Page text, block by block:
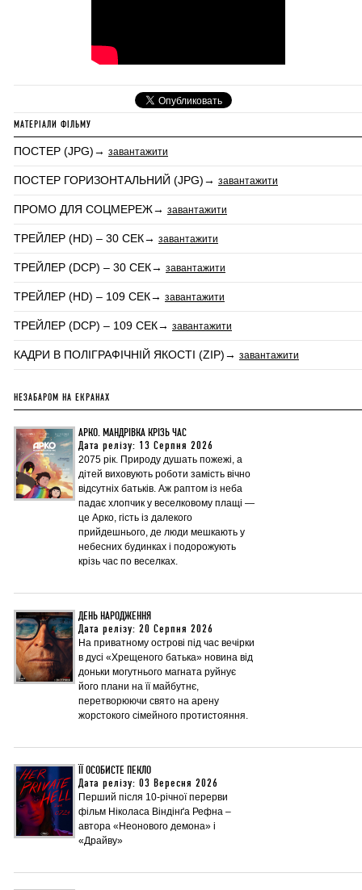
МАТЕРІАЛИ ФІЛЬМУ
ПОСТЕР (JPG)→ завантажити
ПОСТЕР ГОРИЗОНТАЛЬНИЙ (JPG)→ завантажити
ПРОМО ДЛЯ СОЦМЕРЕЖ→ завантажити
ТРЕЙЛЕР (HD) – 30 СЕК→ завантажити
ТРЕЙЛЕР (DCP) – 30 СЕК→ завантажити
ТРЕЙЛЕР (HD) – 109 СЕК→ завантажити
ТРЕЙЛЕР (DCP) – 109 СЕК→ завантажити
КАДРИ В ПОЛІГРАФІЧНІЙ ЯКОСТІ (ZIP)→ завантажити
НЕЗАБАРОМ НА ЕКРАНАХ
АРКО. МАНДРІВКА КРІЗЬ ЧАС
Дата релізу: 13 Серпня 2026
2075 рік. Природу душать пожежі, а
дітей виховують роботи замість вічно
відсутніх батьків. Аж раптом із неба
падає хлопчик у веселковому плащі —
це Арко, гість із далекого
прийдешнього, де люди мешкають у
небесних будинках і подорожують
крізь час по веселках.
ДЕНЬ НАРОДЖЕННЯ
Дата релізу: 20 Серпня 2026
На приватному острові під час вечірки
в дусі «Хрещеного батька» новина від
доньки могутнього магната руйнує
його плани на її майбутнє,
перетворюючи свято на арену
жорстокого сімейного протистояння.
ЇЇ ОСОБИСТЕ ПЕКЛО
Дата релізу: 03 Вересня 2026
Перший після 10-річної перерви
фільм Ніколаса Віндінґа Рефна –
автора «Неонового демона» і
«Драйву»